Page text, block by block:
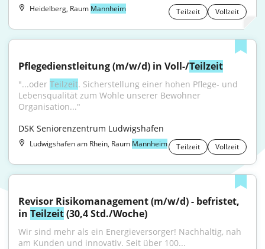
Heidelberg, Raum Mannheim Teilzeit Vollzeit
Pflegedienstleitung (m/w/d) in Voll-/Teilzeit
"...oder Teilzeit. Sicherstellung einer hohen Pflege- und
Lebensqualität zum Wohle unserer Bewohner
Organisation..."
DSK Seniorenzentrum Ludwigshafen
Ludwigshafen am Rhein, Raum Mannheim Teilzeit Vollzeit
Revisor Risikomanagement (m/w/d) - befristet,
in Teilzeit (30,4 Std./Woche)
Wir sind mehr als ein Energieversorger! Nachhaltig, nah
am Kunden und innovativ. Seit über 100...